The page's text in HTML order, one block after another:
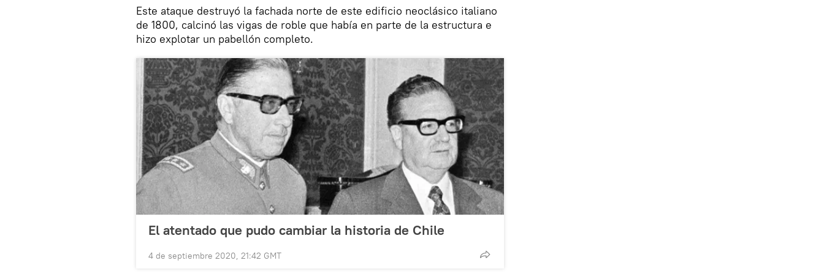
Este ataque destruyó la fachada norte de este edificio neoclásico italiano
de 1800, calcinó las vigas de roble que había en parte de la estructura e
hizo explotar un pabellón completo.
El atentado que pudo cambiar la historia de Chile
4 de septiembre 2020, 21:42 GMT